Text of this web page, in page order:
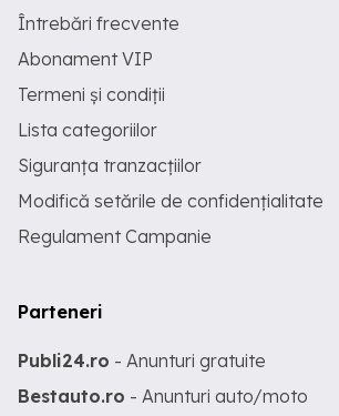
Întrebări frecvente
Abonament VIP
Termeni și condiții
Lista categoriilor
Siguranța tranzacțiilor
Modifică setările de confidențialitate
Regulament Campanie
Parteneri
Publi24.ro - Anunturi gratuite
Bestauto.ro - Anunturi auto/moto